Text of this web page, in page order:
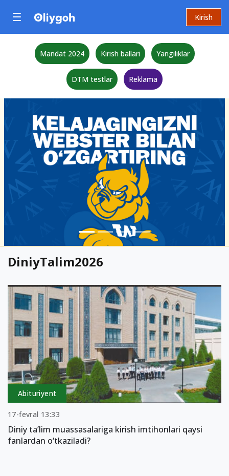
Kirish
Mandat 2024 Kirish ballari Yangiliklar
DTM testlar Reklama
DiniyTalim2026
Abituriyent
17-fevral 13:33
Diniy ta’lim muassasalariga kirish imtihonlari qaysi
fanlardan o‘tkaziladi?